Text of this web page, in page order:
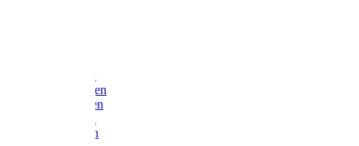
Gazonharken
Asfaltharken
Hooiharken